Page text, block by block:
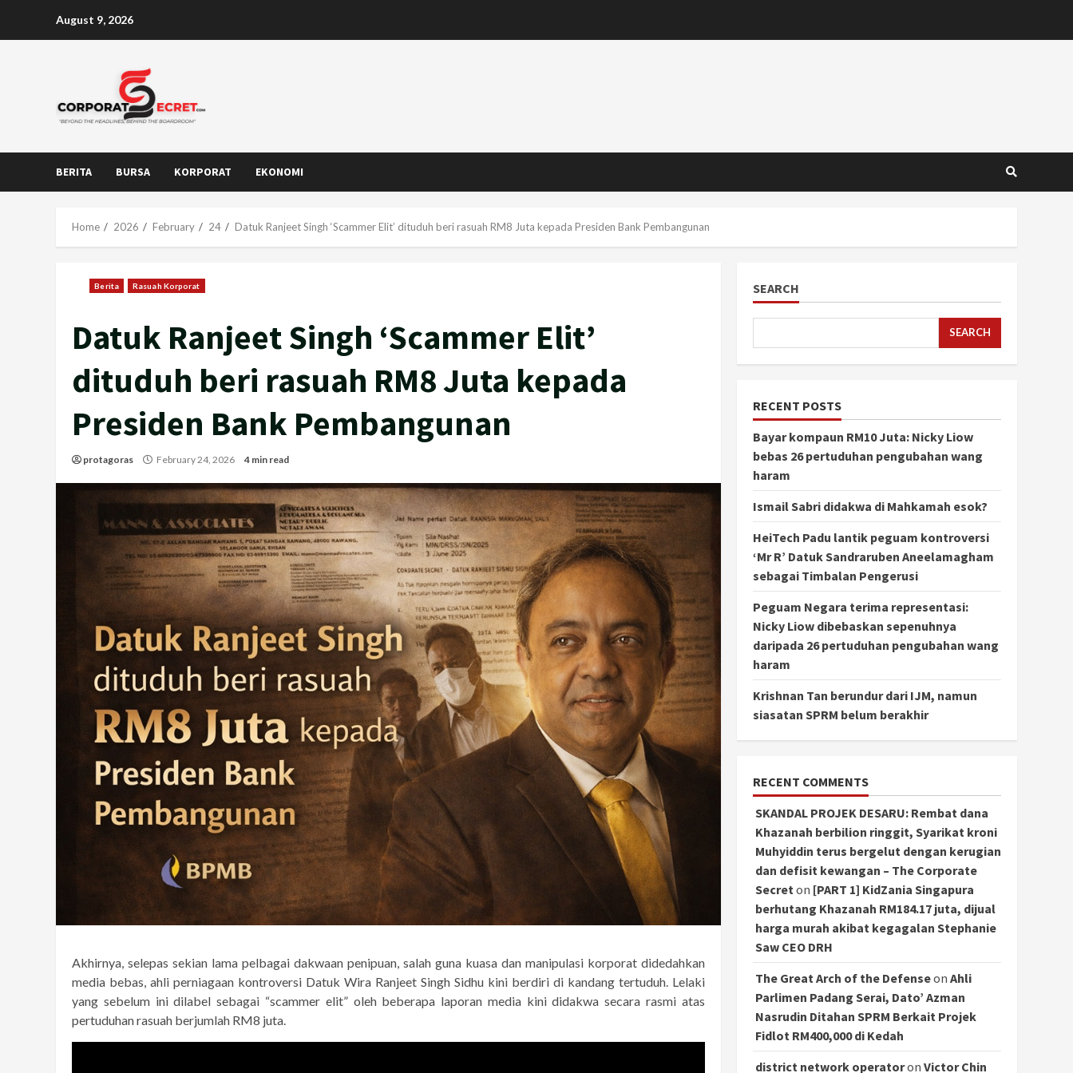
August 9, 2026
BERITA BURSA KORPORAT EKONOMI
Home 2026 February 24 Datuk Ranjeet Singh ‘Scammer Elit’ dituduh beri rasuah RM8 Juta kepada Presiden Bank Pembangunan
Berita Rasuah Korporat
Datuk Ranjeet Singh ‘Scammer Elit’
dituduh beri rasuah RM8 Juta kepada
Presiden Bank Pembangunan
protagoras February 24, 2026 4 min read
Akhirnya, selepas sekian lama pelbagai dakwaan penipuan, salah guna kuasa dan manipulasi korporat didedahkan
media bebas, ahli perniagaan kontroversi Datuk Wira Ranjeet Singh Sidhu kini berdiri di kandang tertuduh. Lelaki
yang sebelum ini dilabel sebagai “scammer elit” oleh beberapa laporan media kini didakwa secara rasmi atas
pertuduhan rasuah berjumlah RM8 juta.
SEARCH
SEARCH
RECENT POSTS
Bayar kompaun RM10 Juta: Nicky Liow
bebas 26 pertuduhan pengubahan wang
haram
Ismail Sabri didakwa di Mahkamah esok?
HeiTech Padu lantik peguam kontroversi
‘Mr R’ Datuk Sandraruben Aneelamagham
sebagai Timbalan Pengerusi
Peguam Negara terima representasi:
Nicky Liow dibebaskan sepenuhnya
daripada 26 pertuduhan pengubahan wang
haram
Krishnan Tan berundur dari IJM, namun
siasatan SPRM belum berakhir
RECENT COMMENTS
SKANDAL PROJEK DESARU: Rembat dana
Khazanah berbilion ringgit, Syarikat kroni
Muhyiddin terus bergelut dengan kerugian
dan defisit kewangan – The Corporate
Secret on [PART 1] KidZania Singapura
berhutang Khazanah RM184.17 juta, dijual
harga murah akibat kegagalan Stephanie
Saw CEO DRH
The Great Arch of the Defenseon Ahli
Parlimen Padang Serai, Dato’ Azman
Nasrudin Ditahan SPRM Berkait Projek
Fidlot RM400,000 di Kedah
district network operatoron Victor Chin